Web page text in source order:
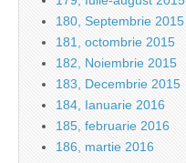
180, Septembrie 2015
181, octombrie 2015
182, Noiembrie 2015
183, Decembrie 2015
184, Ianuarie 2016
185, februarie 2016
186, martie 2016